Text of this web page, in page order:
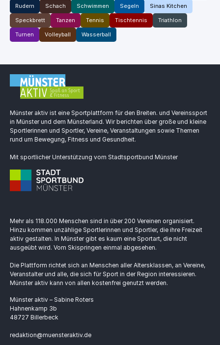
Rudern Schach Schwimmen Segeln Sinas Kitchen
Speckbrett Tanzen Tennis Tischtennis Triathlon
Turnen Volleyball Wasserball
Münster aktiv ist eine Sportplattform für den Breiten. und Vereinssport
in Münster und dem Münsterland. Wir berichten über große und kleine
Sportlerinnen und Sportler, Vereine, Veranstaltungen sowie Themen
rund um Bewegung, Fitness und Gesundheit.
Mit sportlicher Unterstützung vom Stadtsportbund Münster
Mehr als 118.000 Menschen sind in über 200 Vereinen organisiert.
Hinzu kommen unzählige Sportlerinnen und Sportler, die ihre Freizeit
aktiv gestalten. In Münster gibt es kaum eine Sportart, die nicht
ausgeübt wird. Vom Skispringen einmal abgesehen.
Die Plattform richtet sich an Menschen aller Altersklassen, an Vereine,
Veranstalter und alle, die sich für Sport in der Region interessieren.
Münster aktiv kann von allen kostenfrei genutzt werden.
Münster aktiv – Sabine Roters
Hahnenkamp 3b
48727 Billerbeck
redaktion@muensteraktiv.de